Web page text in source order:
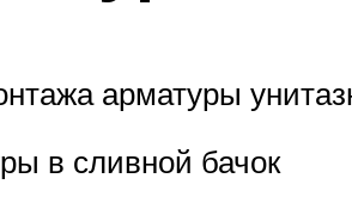
арматуры
в сливной бачок